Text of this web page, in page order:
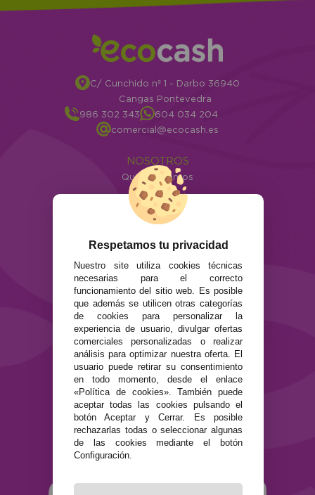
C/ Cunchido nº 1 - Darbo 36940
Cangas Pontevedra
986 302 343
604 034 204
comercial@ecocash.es
NOSOTROS
Quiénes somos
Info
ATENCIÓN AL CLIENTE
Envíos y devoluciones
Preguntas Frecuentes
Contacto
SEGURIDAD Y PRIVACIDAD
Términos y condiciones de uso
Política de privacidad
Política de cookies
Respetamos tu privacidad
Nuestro site utiliza cookies técnicas
necesarias para el correcto
funcionamiento del sitio web. Es posible
que además se utilicen otras categorías
de cookies para personalizar la
experiencia de usuario, divulgar ofertas
comerciales personalizadas o realizar
análisis para optimizar nuestra oferta. El
usuario puede retirar su consentimiento
en todo momento, desde el enlace
«Política de cookies». También puede
aceptar todas las cookies pulsando el
botón Aceptar y Cerrar. Es posible
rechazarlas todas o seleccionar algunas
de las cookies mediante el botón
Configuración.